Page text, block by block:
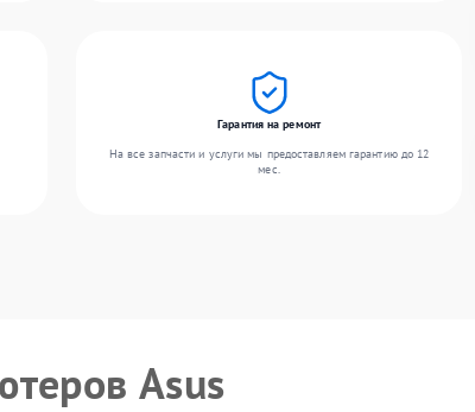
Гарантия на ремонт
На все запчасти и услуги мы предоставляем гарантию до 12
мес.
Asus